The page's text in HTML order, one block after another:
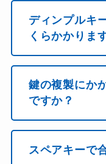
ディンプルキ
くらかかりま
鍵の複製にか
ですか？
スペアキーで